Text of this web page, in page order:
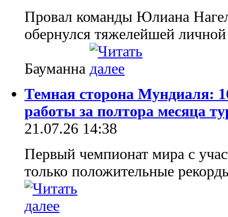
Провал команды Юлиана
обернулся тяжелейшей
Бауманна
Темная сторона Мундиаля:
работы за полтора месяца
21.07.26 14:38
Первый чемпионат мира с
только положительные